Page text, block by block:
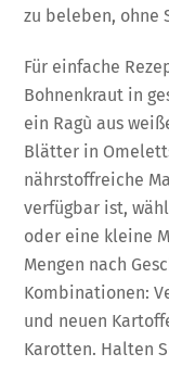
zu beleben, ohne
Für einfache
Bohnenkraut in
ein Ragù aus
Blätter in
nährstoffreiche
verfügbar ist,
oder eine kleine
Mengen nach
Kombinationen:
und neuen
Karotten. Halten